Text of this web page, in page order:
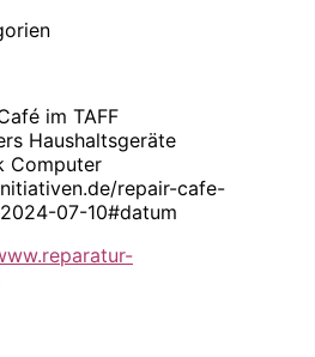
im TAFF
Haushaltsgeräte
Computer
repair-cafe-
07-10#datum